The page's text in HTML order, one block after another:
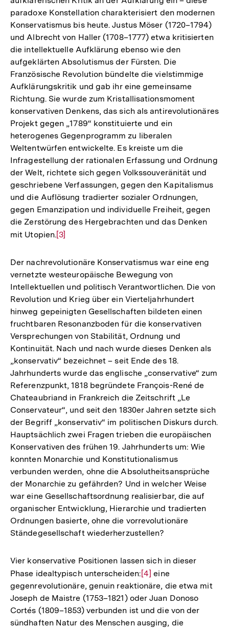
paradoxe Konstellation charakterisiert den modernen
Konservatismus bis heute. Justus Möser (1720–1794)
und Albrecht von Haller (1708–1777) etwa kritisierten
die intellektuelle Aufklärung ebenso wie den
aufgeklärten Absolutismus der Fürsten. Die
Französische Revolution bündelte die vielstimmige
Aufklärungskritik und gab ihr eine gemeinsame
Richtung. Sie wurde zum Kristallisationsmoment
konservativen Denkens, das sich als antirevolutionäres
Projekt gegen „1789“ konstituierte und ein
heterogenes Gegenprogramm zu liberalen
Weltentwürfen entwickelte. Es kreiste um die
Infragestellung der rationalen Erfassung und Ordnung
der Welt, richtete sich gegen Volkssouveränität und
geschriebene Verfassungen, gegen den Kapitalismus
und die Auflösung tradierter sozialer Ordnungen,
gegen Emanzipation und individuelle Freiheit, gegen
die Zerstörung des Hergebrachten und das Denken
mit Utopien.Zur
der
Fußnote
[3]
Der nachrevolutionäre Konservatismus war eine eng
vernetzte westeuropäische Bewegung von
Intellektuellen und politisch Verantwortlichen. Die von
Revolution und Krieg über ein Vierteljahrhundert
hinweg gepeinigten Gesellschaften bildeten einen
fruchtbaren Resonanzboden für die konservativen
Versprechungen von Stabilität, Ordnung und
Kontinuität. Nach und nach wurde dieses Denken als
„konservativ“ bezeichnet – seit Ende des 18.
Jahrhunderts wurde das englische „conservative“ zum
Referenzpunkt, 1818 begründete François-René de
Chateaubriand in Frankreich die Zeitschrift „Le
Conservateur“, und seit den 1830er Jahren setzte sich
der Begriff „konservativ“ im politischen Diskurs durch.
Hauptsächlich zwei Fragen trieben die europäischen
Konservativen des frühen 19. Jahrhunderts um: Wie
konnten Monarchie und Konstitutionalismus
verbunden werden, ohne die Absolutheitsansprüche
der Monarchie zu gefährden? Und in welcher Weise
war eine Gesellschaftsordnung realisierbar, die auf
organischer Entwicklung, Hierarchie und tradierten
Ordnungen basierte, ohne die vorrevolutionäre
Ständegesellschaft wiederherzustellen?
Vier konservative Positionen lassen sich in dieser
Phase idealtypisch unterscheiden:Zur
Auflösung
der
Fußnote
[4] eine
gegenrevolutionäre, genuin reaktionäre, die etwa mit
Joseph de Maistre (1753–1821) oder Juan Donoso
Cortés (1809–1853) verbunden ist und die von der
sündhaften Natur des Menschen ausging, die